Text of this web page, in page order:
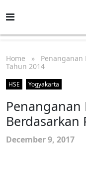
Home » Penanganan
Tahun 2014
HSE Yogyakarta
Penanganan
Berdasarkan
December 9, 2017